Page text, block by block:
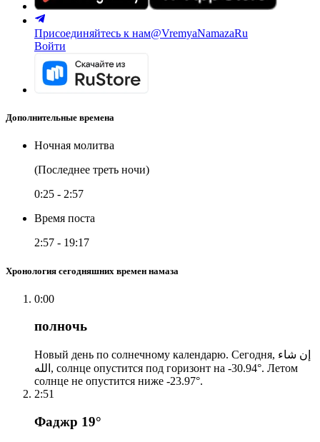
Присоединяйтесь к нам@VremyaNamazaRu
Войти
Дополнительные времена
Ночная молитва
(Последнее треть ночи)
0:25 - 2:57
Время поста
2:57 - 19:17
Хронология сегодняшних времен намаза
0:00
полночь
Новый день по солнечному календарю. Сегодня, إن شاء
الله, солнце опустится под горизонт на -30.94°. Летом
солнце не опустится ниже -23.97°.
2:51
Фаджр 19°